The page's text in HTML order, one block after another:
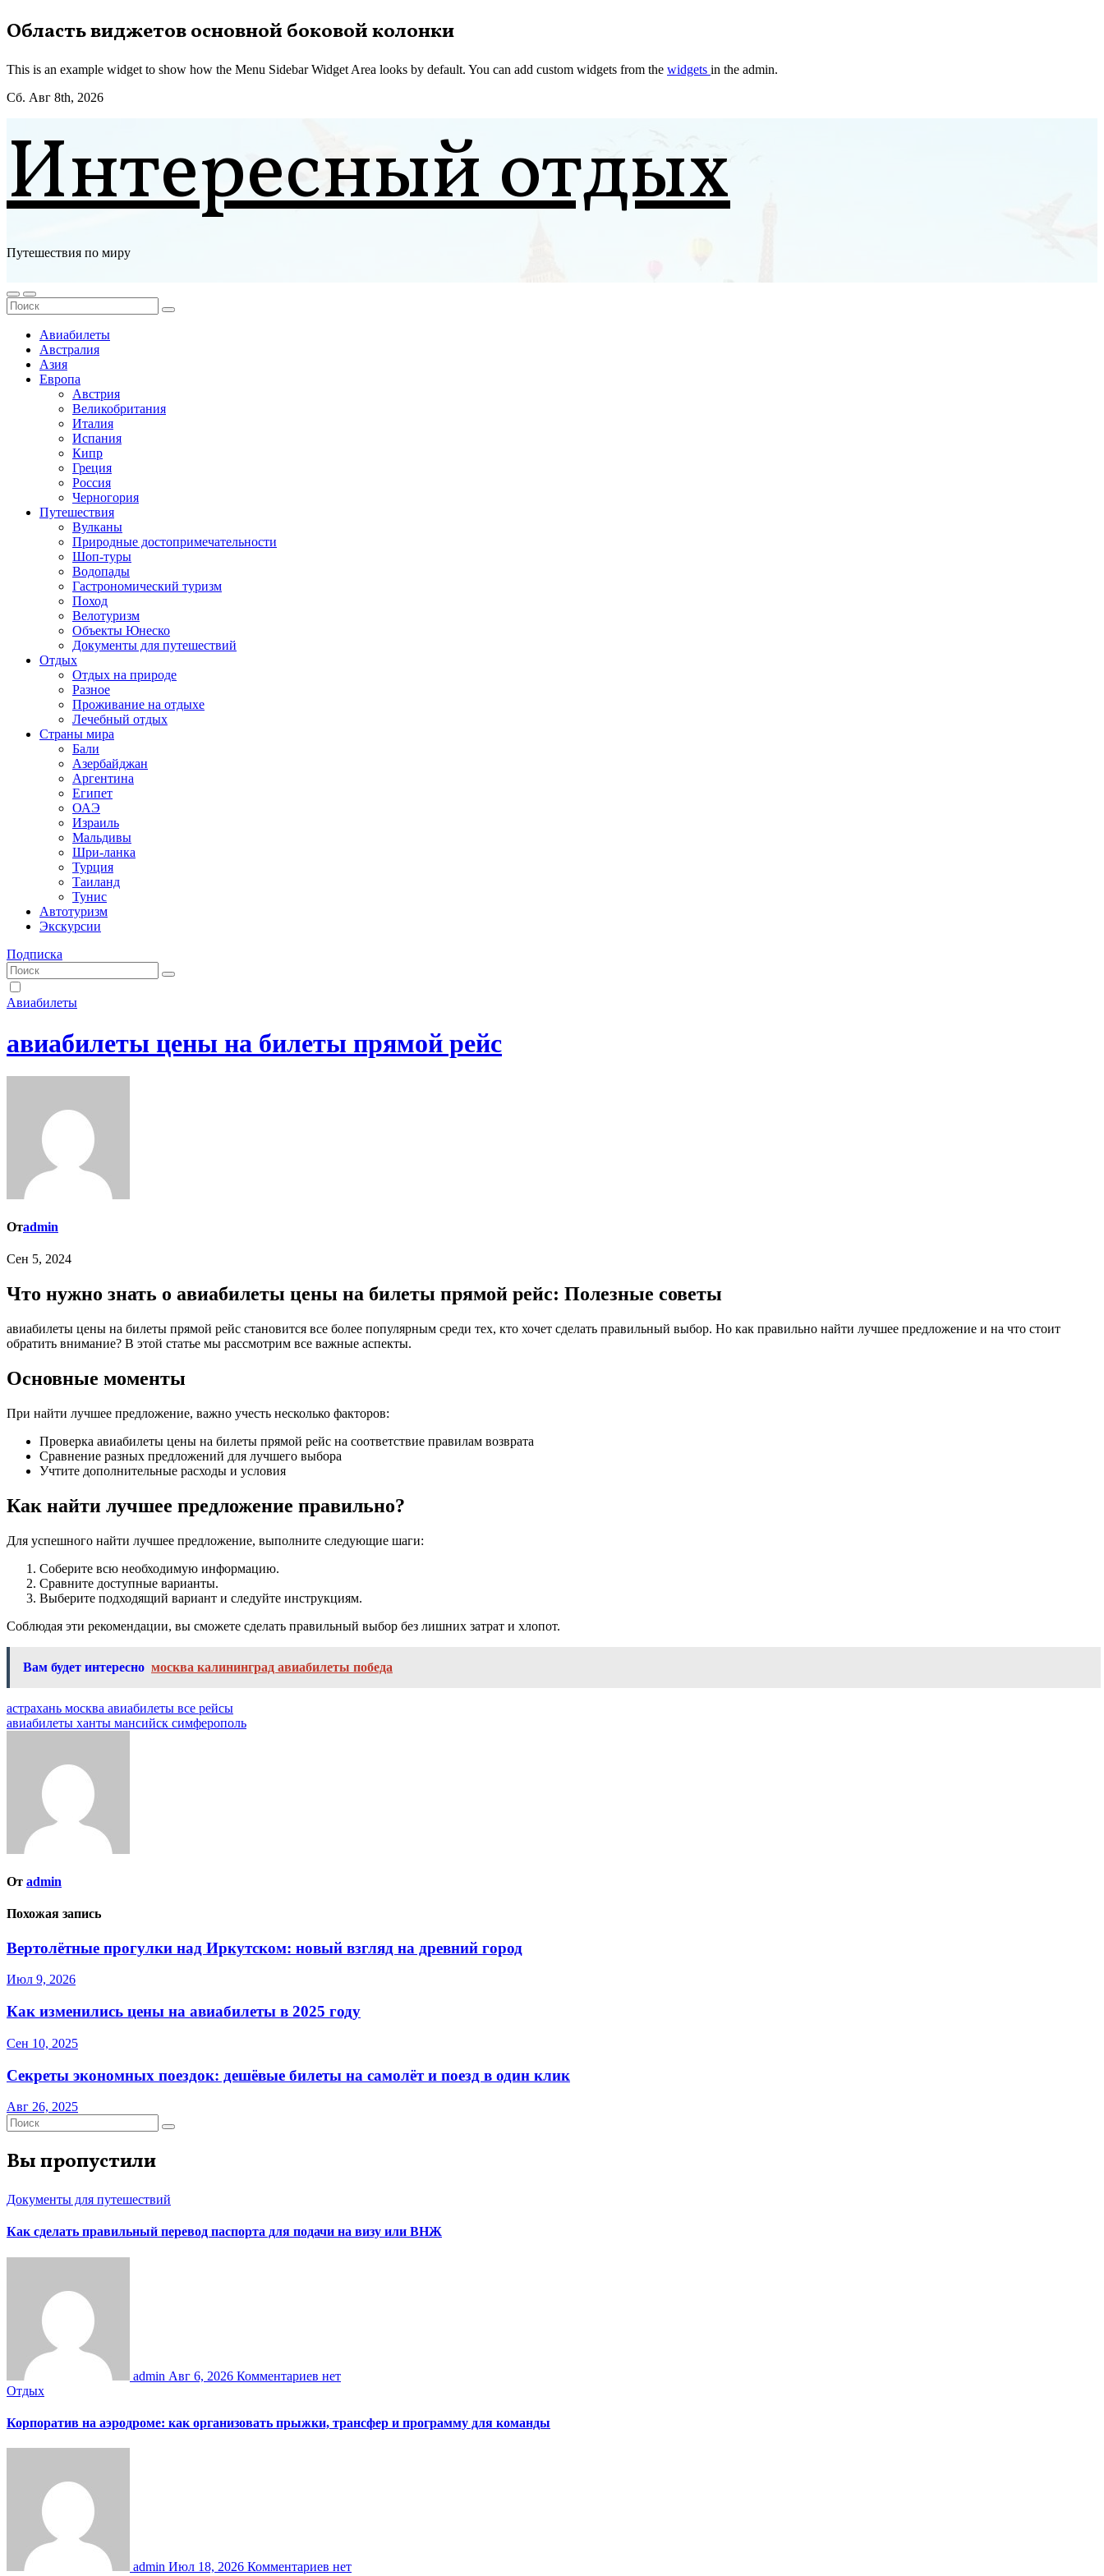
Перейти
к
Область виджетов основной боковой колонки
This is an example widget to show how the Menu Sidebar Widget Area looks by default. You can add custom widgets from the widgets in the admin.
Сб. Авг 8th, 2026
Интересный отдых
Путешествия по миру
Авиабилеты
Австралия
Азия
Европа
Австрия
Великобритания
Италия
Испания
Кипр
Греция
Россия
Черногория
Путешествия
Вулканы
Природные достопримечательности
Шоп-туры
Водопады
Гастрономический туризм
Поход
Велотуризм
Объекты Юнеско
Документы для путешествий
Отдых
Отдых на природе
Разное
Проживание на отдыхе
Лечебный отдых
Страны мира
Бали
Азербайджан
Аргентина
Египет
ОАЭ
Израиль
Мальдивы
Шри-ланка
Турция
Таиланд
Тунис
Автотуризм
Экскурсии
Подписка
Авиабилеты
авиабилеты цены на билеты прямой рейс
Отadmin
Сен 5, 2024
Что нужно знать о авиабилеты цены на билеты прямой рейс: Полезные советы
авиабилеты цены на билеты прямой рейс становится все более популярным среди тех, кто хочет сделать правильный выбор. Но как правильно найти лучшее предложение и на что стоит
обратить внимание? В этой статье мы рассмотрим все важные аспекты.
Основные моменты
При найти лучшее предложение, важно учесть несколько факторов:
Проверка авиабилеты цены на билеты прямой рейс на соответствие правилам возврата
Сравнение разных предложений для лучшего выбора
Учтите дополнительные расходы и условия
Как найти лучшее предложение правильно?
Для успешного найти лучшее предложение, выполните следующие шаги:
Соберите всю необходимую информацию.
Сравните доступные варианты.
Выберите подходящий вариант и следуйте инструкциям.
Соблюдая эти рекомендации, вы сможете сделать правильный выбор без лишних затрат и хлопот.
Вам будет интересно москва калининград авиабилеты победа
Навигация
по
астрахань москва авиабилеты все рейсы
авиабилеты ханты мансийск симферополь
От admin
Похожая запись
Вертолётные прогулки над Иркутском: новый взгляд на древний город
Июл 9, 2026
Как изменились цены на авиабилеты в 2025 году
Сен 10, 2025
Секреты экономных поездок: дешёвые билеты на самолёт и поезд в один клик
Авг 26, 2025
Вы пропустили
Документы для путешествий
Как сделать правильный перевод паспорта для подачи на визу или ВНЖ
admin Авг 6, 2026 Комментариев нет
Отдых
Корпоратив на аэродроме: как организовать прыжки, трансфер и программу для команды
admin Июл 18, 2026 Комментариев нет